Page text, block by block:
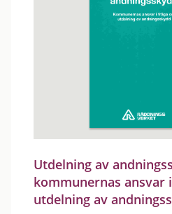
Utdelning av
kommunernas ansvar
utdelning av